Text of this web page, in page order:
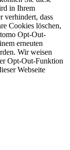
in Ihrem
verhindert, dass
Cookies löschen,
Opt-Out-
erneuten
Wir weisen
Opt-Out-Funktion
Webseite